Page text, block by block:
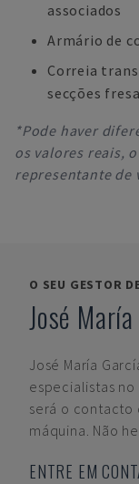
associados
Armário de
Correia
secções
*Pode haver
os valores reais,
representante de
O SEU GESTOR
José
José María
especialistas
será o contacto
máquina. Não
ENTRE EM